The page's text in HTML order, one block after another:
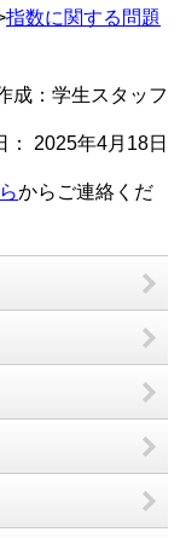
指数に関する問題
成：学生スタッフ
： 2025年4月18日
からご連絡くだ